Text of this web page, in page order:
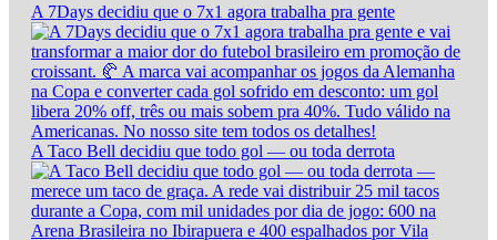
A 7Days decidiu que o 7x1 agora trabalha pra gente
A Taco Bell decidiu que todo gol — ou toda derrota